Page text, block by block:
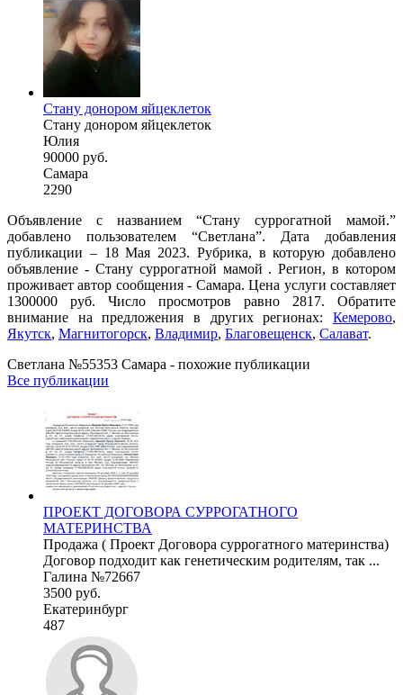
Стану донором яйцеклеток
Стану донором яйцеклеток
Юлия
90000 руб.
Самара
2290
Объявление с названием “Стану суррогатной мамой.”
добавлено пользователем “Светлана”. Дата добавления
публикации – 18 Мая 2023. Рубрика, в которую добавлено
объявление - Cтану суррогатной мамой . Регион, в котором
проживает автор сообщения - Самара. Цена услуги составляет
1300000 руб. Число просмотров равно 2817. Обратите
внимание на предложения в других регионах: Кемерово,
Якутск, Магнитогорск, Владимир, Благовещенск, Салават.
Светлана №55353 Самара - похожие публикации
Все публикации
ПРОЕКТ ДОГОВОРА СУРРОГАТНОГО
МАТЕРИНСТВА
Продажа ( Проект Договора суррогатного материнства)
Договор подходит как генетическим родителям, так ...
Галина №72667
3500 руб.
Екатеринбург
487